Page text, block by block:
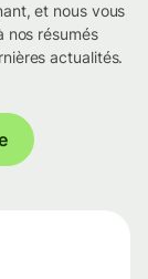
et nous vous
nos résumés
actualités.